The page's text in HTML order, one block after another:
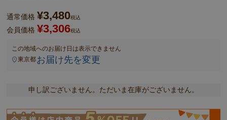
通常価格 ¥3,480税込
会員価格 ¥3,306税込
この地域へのお届け日は表示できません
東京都 お届け先を変更
申し訳ございません。ただいま在庫がございません。